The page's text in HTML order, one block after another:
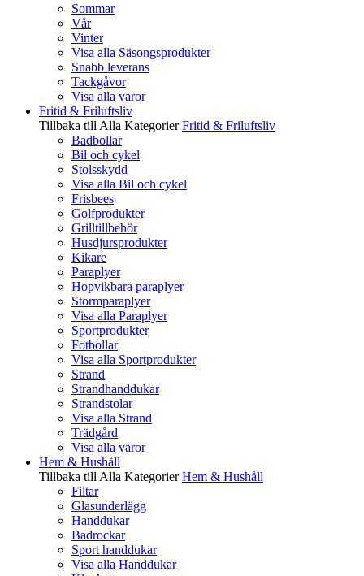
Sommar
Vår
Vinter
Visa alla Säsongsprodukter
Snabb leverans
Tackgåvor
Visa alla varor
Fritid & Friluftsliv
Tillbaka till Alla Kategorier Fritid & Friluftsliv
Badbollar
Bil och cykel
Stolsskydd
Visa alla Bil och cykel
Frisbees
Golfprodukter
Grilltillbehör
Husdjursprodukter
Kikare
Paraplyer
Hopvikbara paraplyer
Stormparaplyer
Visa alla Paraplyer
Sportprodukter
Fotbollar
Visa alla Sportprodukter
Strand
Strandhanddukar
Strandstolar
Visa alla Strand
Trädgård
Visa alla varor
Hem & Hushåll
Tillbaka till Alla Kategorier Hem & Hushåll
Filtar
Glasunderlägg
Handdukar
Badrockar
Sport handdukar
Visa alla Handdukar